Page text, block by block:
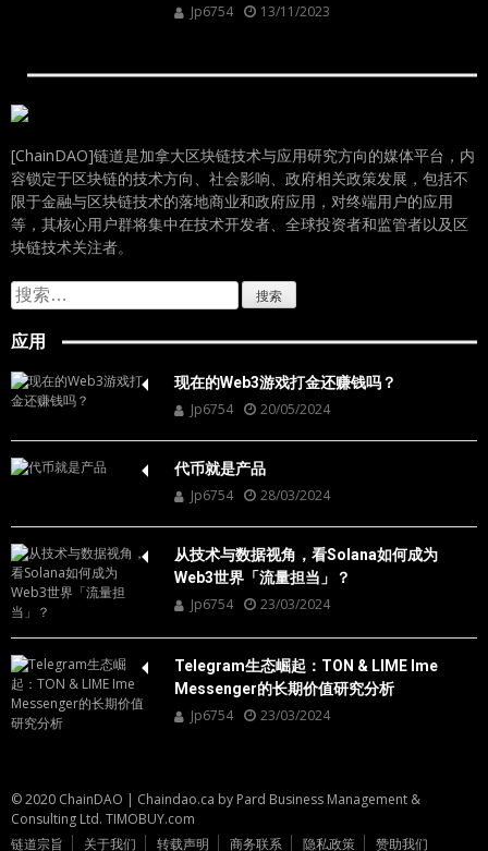
Jp6754 13/11/2023
[ChainDAO]链道是加拿大区块链技术与应用研究方向的媒体平台，内
容锁定于区块链的技术方向、社会影响、政府相关政策发展，包括不
限于金融与区块链技术的落地商业和政府应用，对终端用户的应用
等，其核心用户群将集中在技术开发者、全球投资者和监管者以及区
块链技术关注者。
搜
索：
应用
现在的Web3游戏打金还赚钱吗？
Jp6754 20/05/2024
代币就是产品
Jp6754 28/03/2024
从技术与数据视角，看Solana如何成为
Web3世界「流量担当」？
Jp6754 23/03/2024
Telegram生态崛起：TON & LIME Ime
Messenger的长期价值研究分析
Jp6754 23/03/2024
© 2020 ChainDAO | Chaindao.ca by Pard Business Management &
Consulting Ltd. TIMOBUY.com
链道宗旨
关于我们 转载声明 商务联系 隐私政策 赞助我们